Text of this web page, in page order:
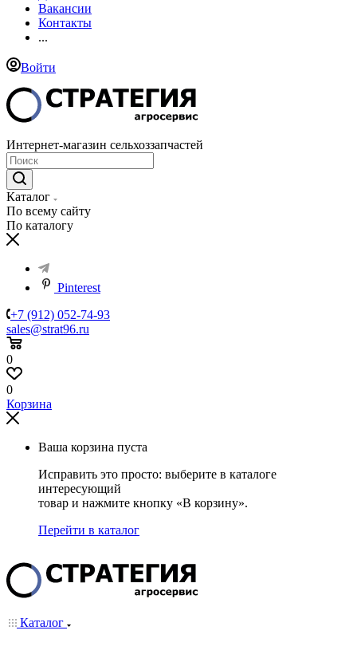
Вакансии
Контакты
...
Войти
Интернет-магазин сельхоззапчастей
Каталог
По всему сайту
По каталогу
Pinterest
+7 (912) 052-74-93
sales@strat96.ru
0
0
Корзина
Ваша корзина пуста
Исправить это просто: выберите в каталоге
интересующий
товар и нажмите кнопку «В корзину».
Перейти в каталог
Каталог